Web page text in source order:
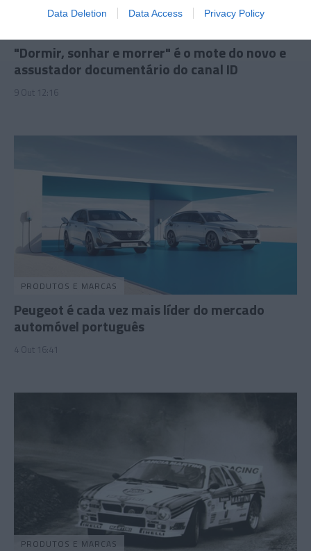
Data Deletion Data Access Privacy Policy
"Dormir, sonhar e morrer" é o mote do novo e
assustador documentário do canal ID
9 Out 12:16
PRODUTOS E MARCAS
Peugeot é cada vez mais líder do mercado
automóvel português
4 Out 16:41
PRODUTOS E MARCAS